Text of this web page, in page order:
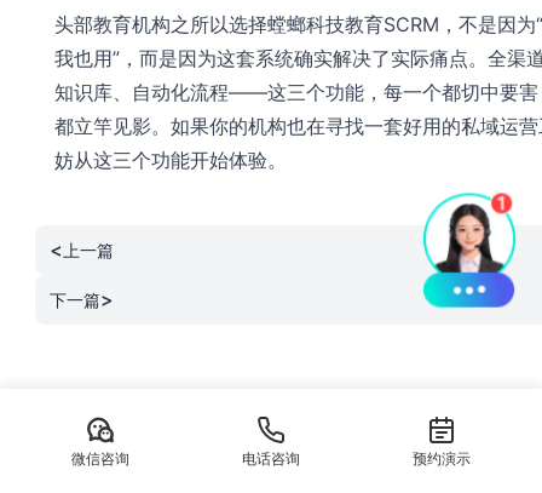
头部教育机构之所以选择螳螂科技教育SCRM，不是因为
我也用”，而是因为这套系统确实解决了实际痛点。全渠
知识库、自动化流程——这三个功能，每一个都切中要害
都立竿见影。如果你的机构也在寻找一套好用的私域运
妨从这三个功能开始体验。
< 上一篇
下一篇>
相关资讯
微信咨询 电话咨询 预约演示